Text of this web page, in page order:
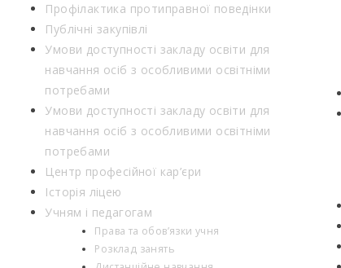
Профілактика протиправної поведінки
Публічні закупівлі
Умови доступності закладу освіти для
навчання осіб з особливими освітніми
потребами
Умови доступності закладу освіти для
навчання осіб з особливими освітніми
потребами
Центр професійної кар’єри
Історія ліцею
Учням і педагогам
Права та обов’язки учня
Розклад занять